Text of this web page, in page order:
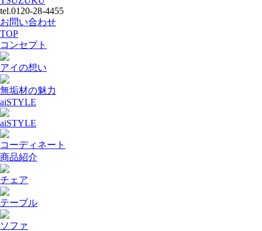
tel.0120-28-4455
お問い合わせ
TOP
コンセプト
アイの想い
無垢材の魅力
aiSTYLE
aiSTYLE
コーディネート
商品紹介
チェア
テーブル
ソファ